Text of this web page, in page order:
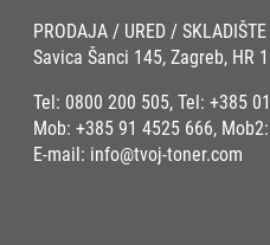
PRODAJA / URED / SKLADIŠTE
Savica Šanci 145, Zagreb, HR
Tel: 0800 200 505, Tel: +385
Mob: +385 91 4525 666, Mob2:
E-mail: info@tvoj-toner.com